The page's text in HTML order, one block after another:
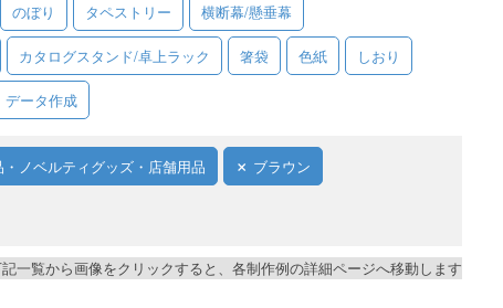
のぼり タペストリー 横断幕/懸垂幕
カタログスタンド/卓上ラック 箸袋 色紙 しおり
データ作成
・ノベルティグッズ・店舗用品 ブラウン
一覧から画像をクリックすると、各制作例の詳細ページへ移動します